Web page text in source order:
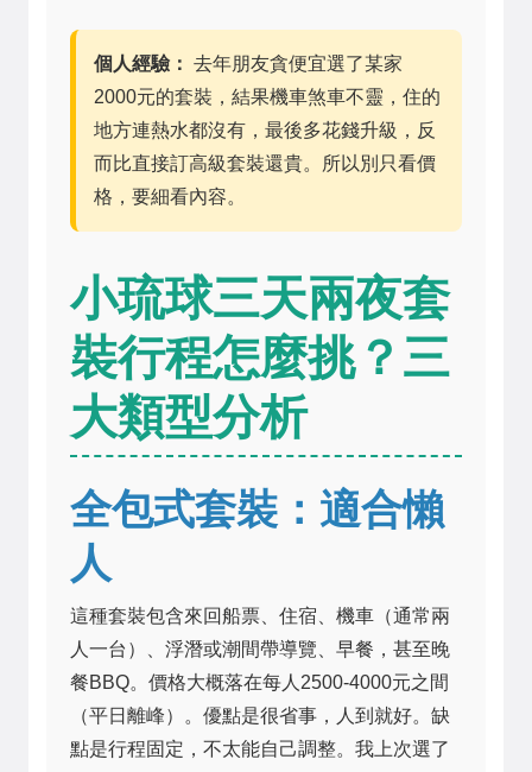
個人經驗： 去年朋友貪便宜選了某家
2000元的套裝，結果機車煞車不靈，住的
地方連熱水都沒有，最後多花錢升級，反
而比直接訂高級套裝還貴。所以別只看價
格，要細看內容。
小琉球三天兩夜套
裝行程怎麼挑？三
大類型分析
全包式套裝：適合懶
人
這種套裝包含來回船票、住宿、機車（通常兩
人一台）、浮潛或潮間帶導覽、早餐，甚至晚
餐BBQ。價格大概落在每人2500-4000元之間
（平日離峰）。優點是很省事，人到就好。缺
點是行程固定，不太能自己調整。我上次選了